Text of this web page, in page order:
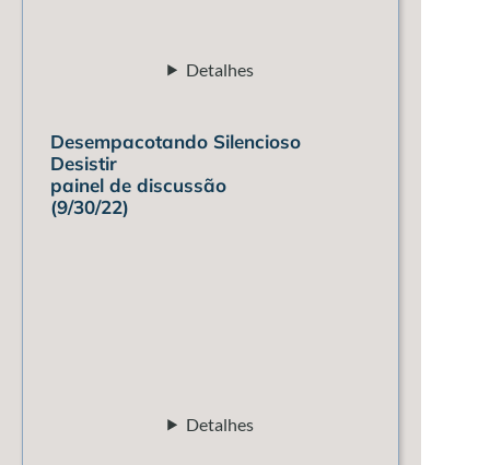
Detalhes
Desempacotando Silencioso
Desistir
painel de discussão
(9/30/22)
Detalhes